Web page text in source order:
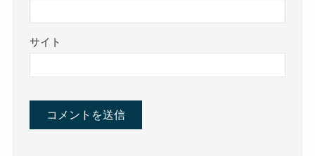
サイト